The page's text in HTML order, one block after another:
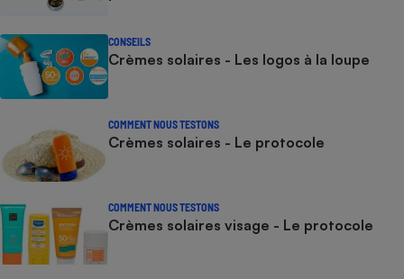
CONSEILS
Crèmes solaires - Les logos à la loupe
COMMENT NOUS TESTONS
Crèmes solaires - Le protocole
COMMENT NOUS TESTONS
Crèmes solaires visage - Le protocole